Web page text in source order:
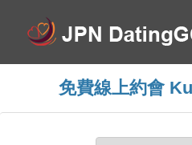
免費線上約會